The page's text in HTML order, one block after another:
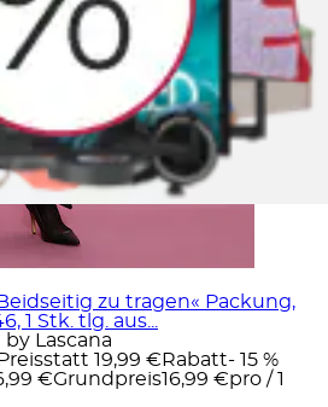
zu tragen« Packung,
1 Stk. tlg. aus...
Lascana
statt 19,99 € Rabatt- 15 %
€Grundpreis16,99 €pro / 1